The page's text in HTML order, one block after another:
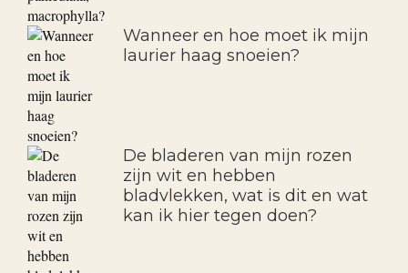
Wanneer en hoe moet ik mijn
laurier haag snoeien?
De bladeren van mijn rozen
zijn wit en hebben
bladvlekken, wat is dit en wat
kan ik hier tegen doen?